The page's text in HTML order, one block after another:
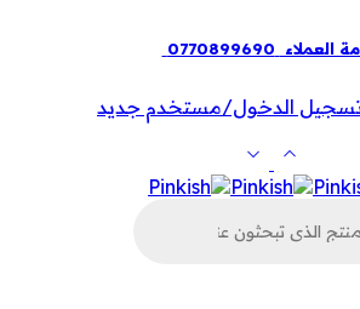
العملاء 0770899690
الدخول/مستخدم جديد